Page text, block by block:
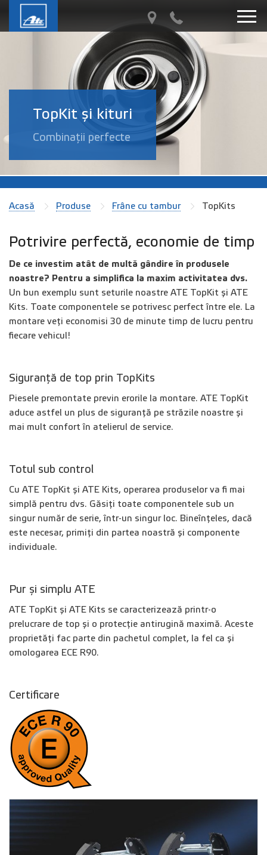
TopKit și kituri
Combinații perfecte
Acasă Produse Frâne cu tambur TopKits
Potrivire perfectă, economie de timp
De ce investim atât de multă gândire în produsele
noastre? Pentru a simplifica la maxim activitatea dvs.
Un bun exemplu sunt seturile noastre ATE TopKit și ATE
Kits. Toate componentele se potrivesc perfect între ele. La
montare veți economisi 30 de minute timp de lucru pentru
fiecare vehicul!
Siguranță de top prin TopKits
Piesele premontate previn erorile la montare. ATE TopKit
aduce astfel un plus de siguranță pe străzile noastre și
mai mult confort în atelierul de service.
Totul sub control
Cu ATE TopKit și ATE Kits, operarea produselor va fi mai
simplă pentru dvs. Găsiți toate componentele sub un
singur număr de serie, într-un singur loc. Bineînțeles, dacă
este necesar, primiți din partea noastră și componente
individuale.
Pur și simplu ATE
ATE TopKit și ATE Kits se caracterizează printr-o
prelucrare de top și o protecție antirugină maximă. Aceste
proprietăți fac parte din pachetul complet, la fel ca și
omologarea ECE R90.
Certificare